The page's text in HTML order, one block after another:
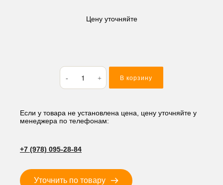
Цену уточняйте
Количество
товара
Кольцо
(O-
RING)
В корзину
Если у товара не установлена цена, цену уточняйте у
менеджера по телефонам:
+7 (978) 095-28-84
Уточнить по товару